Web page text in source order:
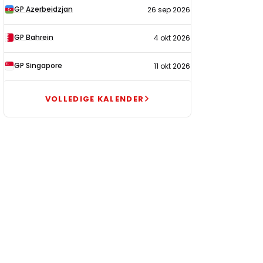
GP Azerbeidzjan 26 sep 2026
GP Bahrein 4 okt 2026
GP Singapore 11 okt 2026
VOLLEDIGE KALENDER